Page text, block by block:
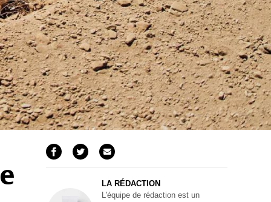
LA RÉDACTION
L'équipe de rédaction est un